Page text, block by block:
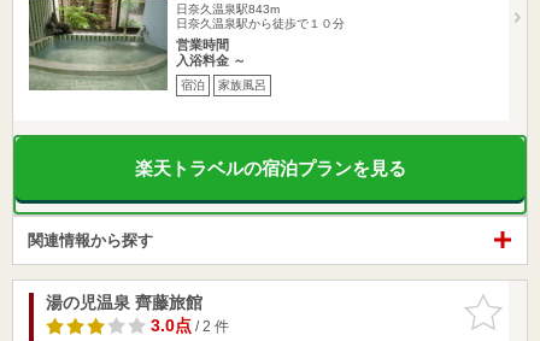
日奈久温泉駅843m
日奈久温泉駅から徒歩で１０分
営業時間
入浴料金 ～
宿泊 家族風呂
楽天トラベルの宿泊プランを見る
関連情報から探す
お気に入
りに追加
湯の児温泉 齊藤旅館
3.0点/ 2 件